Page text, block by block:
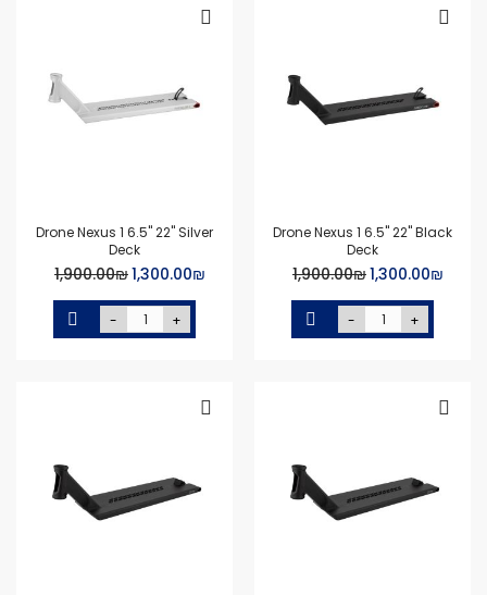
Drone Nexus 1 6.5" 22" Black
Deck
Special
₪‏1,300.00
₪‏1,900.00
- +
Drone Nexus 1 6.5" 22" Silver
Deck
Special
₪‏1,300.00
₪‏1,900.00
- +